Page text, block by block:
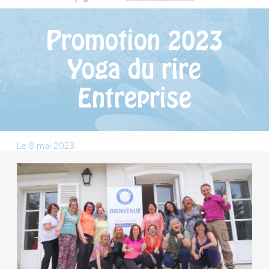
Promotion 2023
Yoga du rire
Entreprise
Le 8 mai 2023